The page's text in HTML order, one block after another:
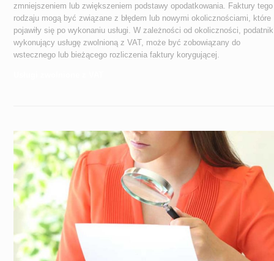
zmniejszeniem lub zwiększeniem podstawy opodatkowania. Faktury tego
rodzaju mogą być związane z błędem lub nowymi okolicznościami, które
pojawiły się po wykonaniu usługi. W zależności od okoliczności, podatnik
wykonujący usługę zwolnioną z VAT, może być zobowiązany do
wstecznego lub bieżącego rozliczenia faktury korygującej.